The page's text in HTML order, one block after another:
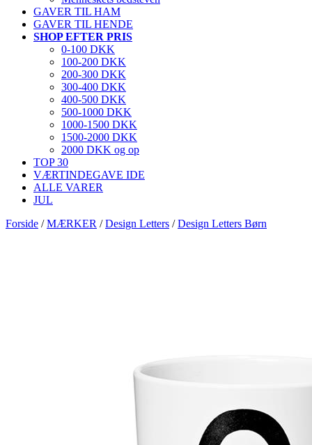
GAVER TIL HAM
GAVER TIL HENDE
SHOP EFTER PRIS
0-100 DKK
100-200 DKK
200-300 DKK
300-400 DKK
400-500 DKK
500-1000 DKK
1000-1500 DKK
1500-2000 DKK
2000 DKK og op
TOP 30
VÆRTINDEGAVE IDE
ALLE VARER
JUL
Forside /MÆRKER /Design Letters /Design Letters Børn